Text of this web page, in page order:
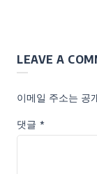
LEAVE A
이메일 주소는 공
댓글 *